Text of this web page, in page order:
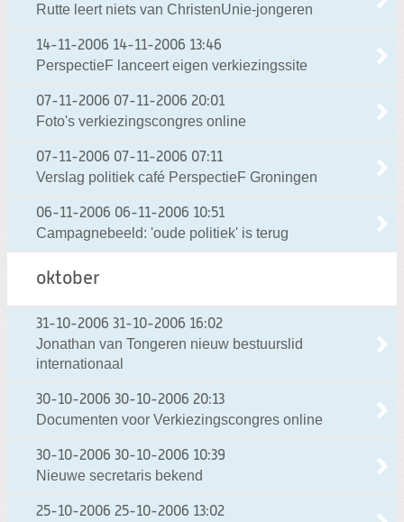
Rutte leert niets van ChristenUnie-jongeren
14-11-2006 14-11-2006 13:46
PerspectieF lanceert eigen verkiezingssite
07-11-2006 07-11-2006 20:01
Foto's verkiezingscongres online
07-11-2006 07-11-2006 07:11
Verslag politiek café PerspectieF Groningen
06-11-2006 06-11-2006 10:51
Campagnebeeld: 'oude politiek' is terug
oktober
31-10-2006 31-10-2006 16:02
Jonathan van Tongeren nieuw bestuurslid
internationaal
30-10-2006 30-10-2006 20:13
Documenten voor Verkiezingscongres online
30-10-2006 30-10-2006 10:39
Nieuwe secretaris bekend
25-10-2006 25-10-2006 13:02